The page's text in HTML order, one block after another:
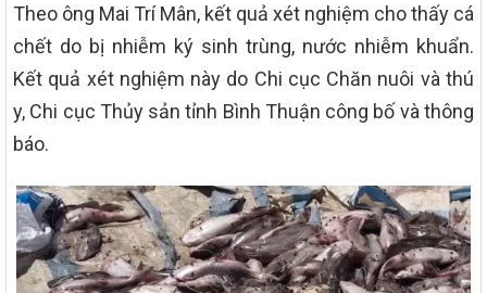
Theo ông Mai Trí Mân, kết quả xét nghiệm cho thấy cá
chết do bị nhiễm ký sinh trùng, nước nhiễm khuẩn.
Kết quả xét nghiệm này do Chi cục Chăn nuôi và thú
y, Chi cục Thủy sản tỉnh Bình Thuận công bố và thông
báo.